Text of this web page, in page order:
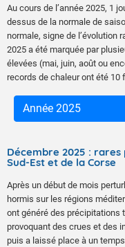
Au cours de l’année 2025, 1
dessus de la normale de
normale, signe de l’évolution
2025 a été marquée par
élevées (mai, juin, août ou
records de chaleur ont été
Année 2025
Décembre 2025 : rares
Sud-Est et de la Corse
Après un début de mois
hormis sur les régions
ont généré des précipitations
provoquant des crues et des
puis a laissé place à un